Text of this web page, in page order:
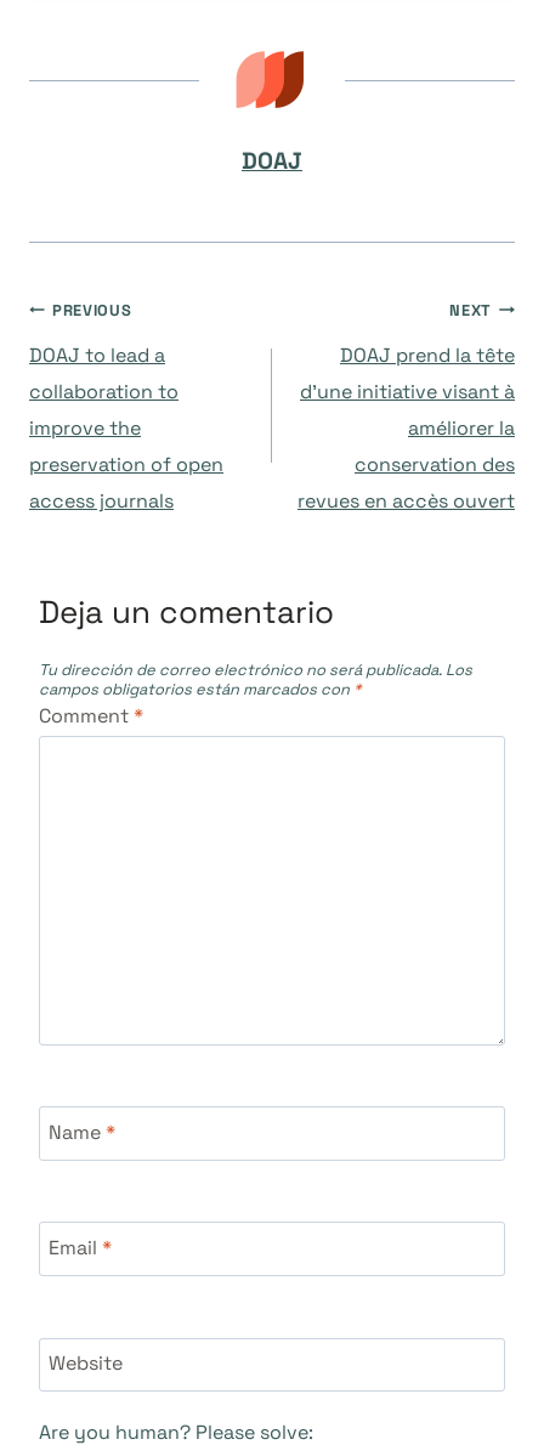
DOAJ
Navegación
de
entradas
PREVIOUS
DOAJ to lead a
collaboration to
improve the
preservation of open
access journals
NEXT
DOAJ prend la tête
d’une initiative visant à
améliorer la
conservation des
revues en accès ouvert
Deja un comentario
Tu dirección de correo electrónico no será publicada. Los
campos obligatorios están marcados con *
Comment*
Name*
Email *
Website
Are you human? Please solve: